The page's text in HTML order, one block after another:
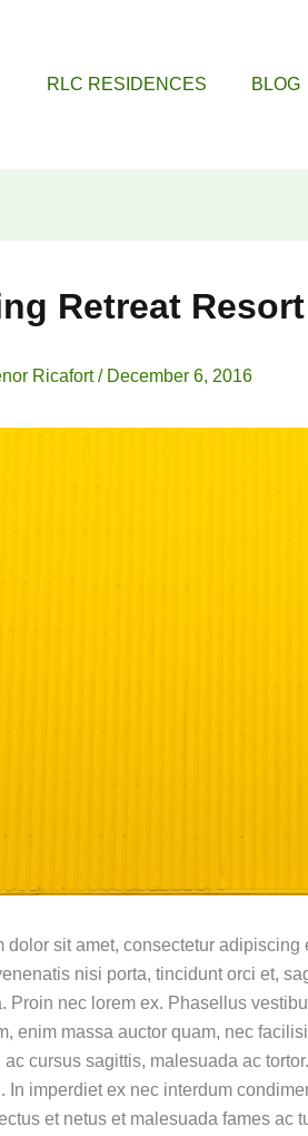
RLC RESIDENCES BLOG
Retreat
Ricafort/ December 6, 2016
dolor sit amet, consectetur
nisi porta, tincidunt orci et,
Proin nec lorem ex. Phasellus
enim massa auctor quam, nec
cursus sagittis, malesuada ac
In imperdiet ex nec interdum
et netus et malesuada fames ac